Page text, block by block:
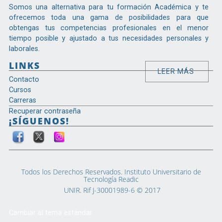
Somos una alternativa para tu formación Académica y te
ofrecemos toda una gama de posibilidades para que
obtengas tus competencias profesionales en el menor
tiempo posible y ajustado a tus necesidades personales y
laborales.
LEER MÁS
LINKS
Contacto
Cursos
Carreras
Recuperar contraseña
¡SÍGUENOS!
Todos los Derechos Reservados. Instituto Universitario de
Tecnología Readic
UNIR. Rif J-30001989-6 © 2017